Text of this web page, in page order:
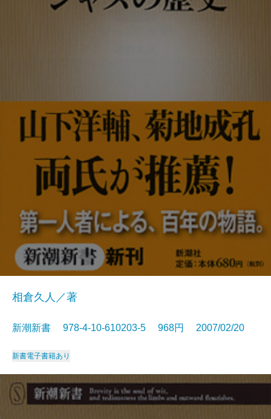
相倉久人／著
新潮新書 978-4-10-610203-5 968円 2007/02/20
新書電子書籍あり